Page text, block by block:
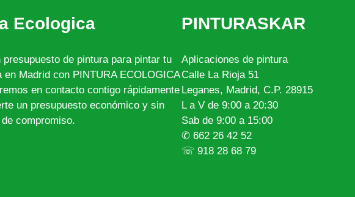
Ecologica
presupuesto de pintura para pintar tu
en Madrid con PINTURA ECOLOGICA
en contacto contigo rápidamente
un presupuesto económico y sin
compromiso.
PINTURASKAR
Aplicaciones de pintura
Calle La Rioja 51
Leganes, Madrid, C.P. 28915
L a V de 9:00 a 20:30
Sab de 9:00 a 15:00
✆ 662 26 42 52
☏ 918 28 68 79